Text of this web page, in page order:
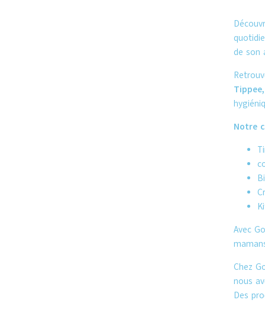
de son
Notre
Avec
Chez
nous
Des